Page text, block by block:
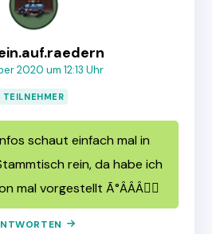
2020 um 12:13 Uhr
TEILNEHMER
schaut einfach mal in
rein, da habe ich
mal vorgestellt Ã°ÂÂÂ🏼